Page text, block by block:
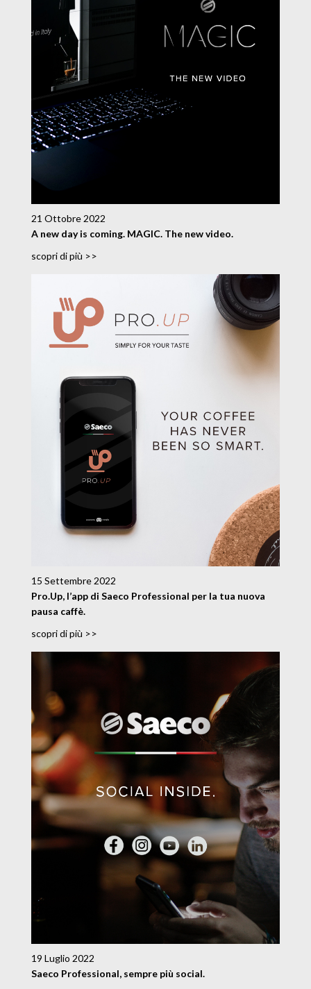
21 Ottobre 2022
A new day is coming. MAGIC. The new video.
scopri di più >>
15 Settembre 2022
Pro.Up, l’app di Saeco Professional per la tua nuova
pausa caffè.
scopri di più >>
19 Luglio 2022
Saeco Professional, sempre più social.